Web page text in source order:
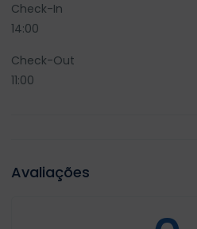
Check-In
14:00
Check-Out
11:00
Avaliações